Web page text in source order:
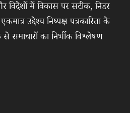
विदेशों में विकास पर सटीक, निडर
उद्देश्य निष्पक्ष पत्रकारिता के
समाचारों का निर्भीक विश्लेषण